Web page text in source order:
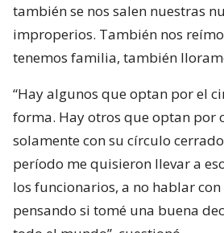
también se nos salen nuestras
improperios. También nos
tenemos familia, también
“Hay algunos que optan por el
forma. Hay otros que optan por
solamente con su círculo
período me quisieron llevar a
los funcionarios, a no hablar
pensando si tomé una buena